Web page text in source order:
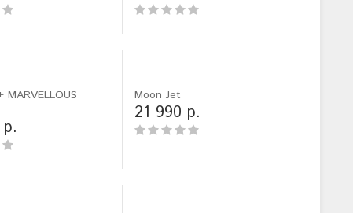
MARVELLOUS
Moon Jet
21 990 р.